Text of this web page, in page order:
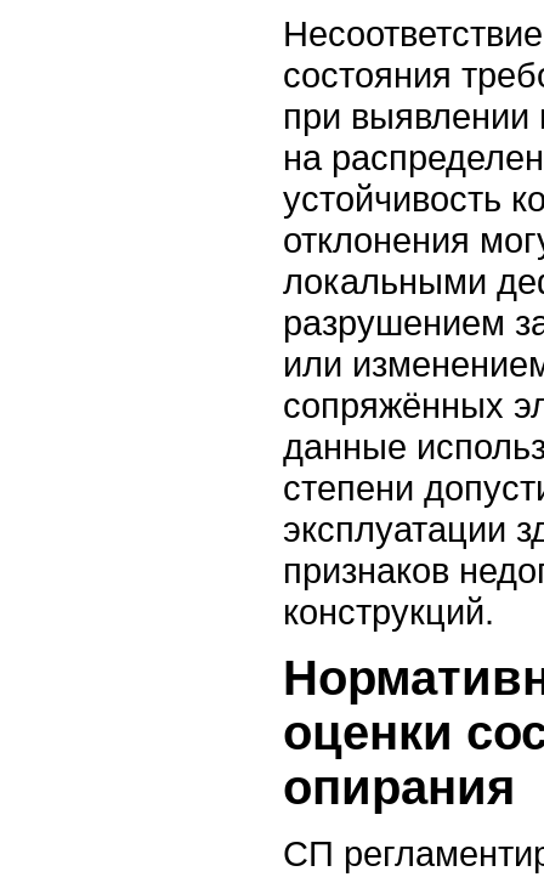
состояния
при
на
устойчивость
отклонения
локальными
разрушением
или
сопряжённых
данные
степени
эксплуатации
признаков
конструкций.
оценки
опирания
СП